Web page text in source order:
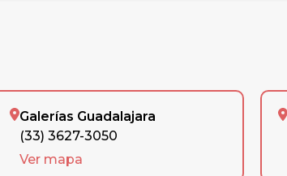
Galerías Guadalajara
(33) 3627-3050
Ver mapa